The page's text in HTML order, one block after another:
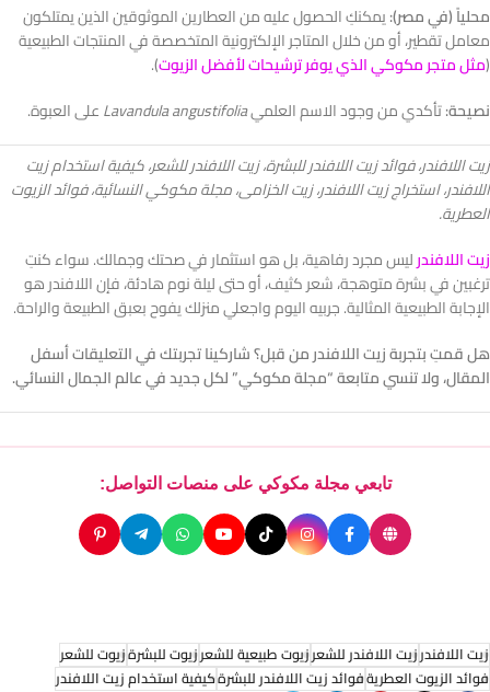
محلياً (في مصر):يمكنكِ الحصول عليه من العطارين الموثوقين الذين يمتلكون
معامل تقطير، أو من خلال المتاجر الإلكترونية المتخصصة في المنتجات الطبيعية
(مثل متجر مكوكي الذي يوفر ترشيحات لأفضل الزيوت).
نصيحة:تأكدي من وجود الاسم العلميLavandula angustifoliaعلى العبوة.
زيت اللافندر، فوائد زيت اللافندر للبشرة، زيت اللافندر للشعر، كيفية استخدام زيت
اللافندر، استخراج زيت اللافندر، زيت الخزامى، مجلة مكوكي النسائية، فوائد الزيوت
العطرية.
زيت اللافندرليس مجرد رفاهية، بل هو استثمار في صحتك وجمالك. سواء كنتِ
ترغبين في بشرة متوهجة، شعر كثيف، أو حتى ليلة نوم هادئة، فإن اللافندر هو
الإجابة الطبيعية المثالية. جربيه اليوم واجعلي منزلك يفوح بعبق الطبيعة والراحة.
هل قمتِ بتجربة زيت اللافندر من قبل؟ شاركينا تجربتك في التعليقات أسفل
المقال، ولا تنسي متابعة “مجلة مكوكي” لكل جديد في عالم الجمال النسائي.
تابعي مجلة مكوكي على منصات التواصل:
زيت اللافندرزيت اللافندر للشعرزيوت طبيعية للشعرزيوت للبشرةزيوت للشعر
فوائد الزيوت العطريةفوائد زيت اللافندر للبشرةكيفية استخدام زيت اللافندر